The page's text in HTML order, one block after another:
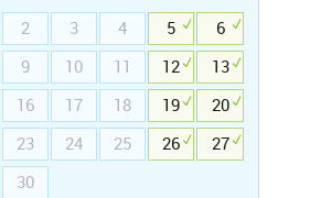
2 3 4 5
6
9 10 11 12
13
16 17 18 19
20
23 24 25 26
27
30